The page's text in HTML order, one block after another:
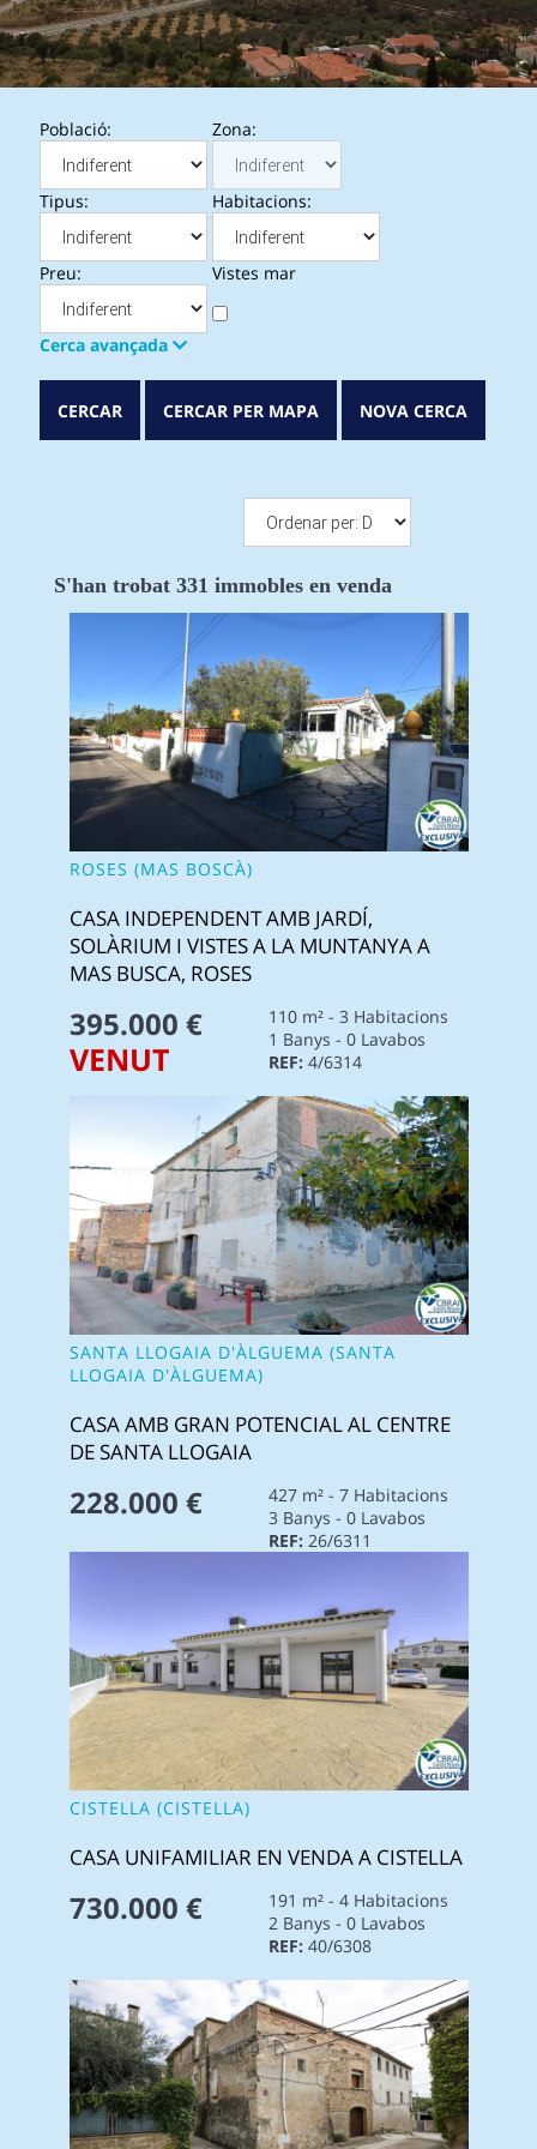
Població: Zona:
Tipus: Habitacions:
Preu: Vistes mar
Cerca avançada
S'han trobat 331 immobles en venda
ROSES (MAS BOSCÀ)
CASA INDEPENDENT AMB JARDÍ,
SOLÀRIUM I VISTES A LA MUNTANYA A
MAS BUSCA, ROSES
395.000 €
110 m² - 3 Habitacions
1 Banys - 0 Lavabos
REF: 4/6314
VENUT
SANTA LLOGAIA D'ÀLGUEMA (SANTA
LLOGAIA D'ÀLGUEMA)
CASA AMB GRAN POTENCIAL AL CENTRE
DE SANTA LLOGAIA
228.000 €
427 m² - 7 Habitacions
3 Banys - 0 Lavabos
REF: 26/6311
CISTELLA (CISTELLA)
CASA UNIFAMILIAR EN VENDA A CISTELLA
730.000 €
191 m² - 4 Habitacions
2 Banys - 0 Lavabos
REF: 40/6308